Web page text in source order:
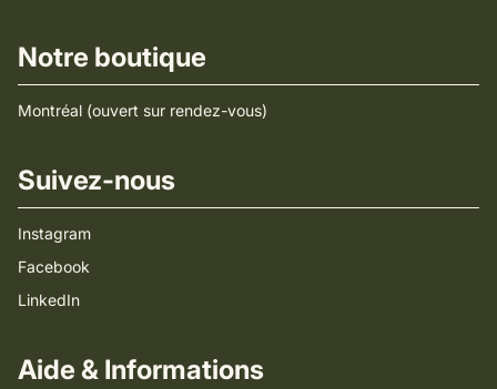
Notre boutique
Montréal (ouvert sur rendez-vous)
Suivez-nous
Instagram
Facebook
LinkedIn
Aide & Informations